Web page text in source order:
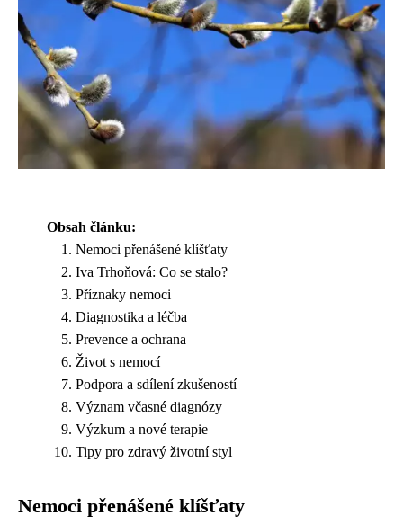
Obsah článku:
Nemoci přenášené klíšťaty
Iva Trhoňová: Co se stalo?
Příznaky nemoci
Diagnostika a léčba
Prevence a ochrana
Život s nemocí
Podpora a sdílení zkušeností
Význam včasné diagnózy
Výzkum a nové terapie
Tipy pro zdravý životní styl
Nemoci přenášené klíšťaty